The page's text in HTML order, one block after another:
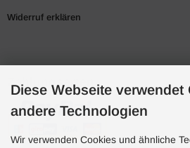
Widerruf erklären
Zahlungsarten
Diese Webseite verwendet
andere Technologien
Wir verwenden Cookies und ähnliche